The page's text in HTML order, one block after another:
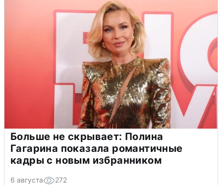
Больше не скрывает: Полина
Гагарина показала романтичные
кадры с новым избранником
6 августа 272